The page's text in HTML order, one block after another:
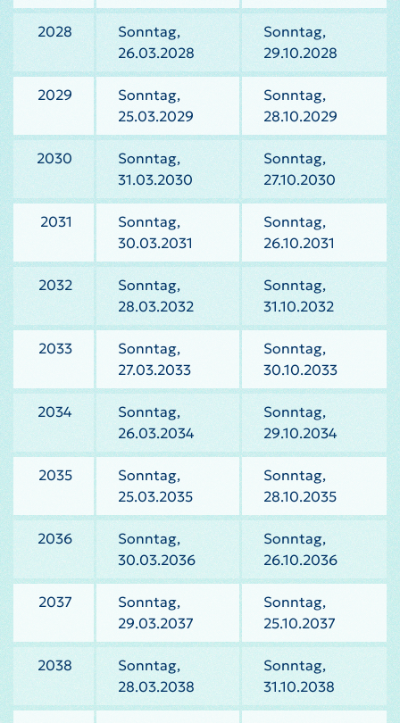
2028
Sonntag,
26.03.2028
Sonntag,
29.10.2028
2029
Sonntag,
25.03.2029
Sonntag,
28.10.2029
2030
Sonntag,
31.03.2030
Sonntag,
27.10.2030
2031
Sonntag,
30.03.2031
Sonntag,
26.10.2031
2032
Sonntag,
28.03.2032
Sonntag,
31.10.2032
2033
Sonntag,
27.03.2033
Sonntag,
30.10.2033
2034
Sonntag,
26.03.2034
Sonntag,
29.10.2034
2035
Sonntag,
25.03.2035
Sonntag,
28.10.2035
2036
Sonntag,
30.03.2036
Sonntag,
26.10.2036
2037
Sonntag,
29.03.2037
Sonntag,
25.10.2037
2038
Sonntag,
28.03.2038
Sonntag,
31.10.2038